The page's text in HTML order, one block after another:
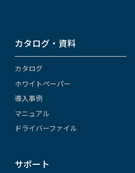
カタログ・資料
カタログ
ホワイトペーパー
導入事例
マニュアル
ドライバーファイル
サポート